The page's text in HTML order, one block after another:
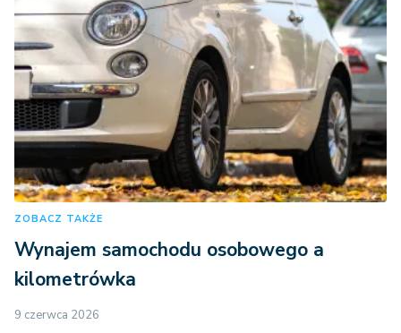
ZOBACZ TAKŻE
Wynajem samochodu osobowego a
kilometrówka
9 czerwca 2026